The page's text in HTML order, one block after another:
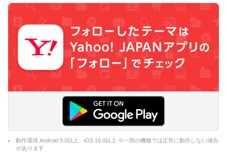
動作環境 Android 9.0以上、iOS 16.0以上 ※一部の機種では正常に動作しない場合
があります